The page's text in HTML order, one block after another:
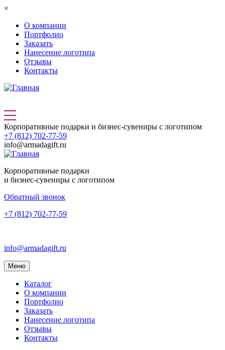
Перейти к основному содержанию
×
О компании
Портфолио
Заказать
Нанесение логотипа
Отзывы
Контакты
Корпоративные подарки и бизнес-сувениры с логотипом
+7 (812) 702-77-59
info@armadagift.ru
Корпоративные подарки
и бизнес-сувениры с логотипом
Обратный звонок
+7 (812) 702-77-59
info@armadagift.ru
Toggle
navigation
Меню
Каталог
О компании
Портфолио
Заказать
Нанесение логотипа
Отзывы
Контакты